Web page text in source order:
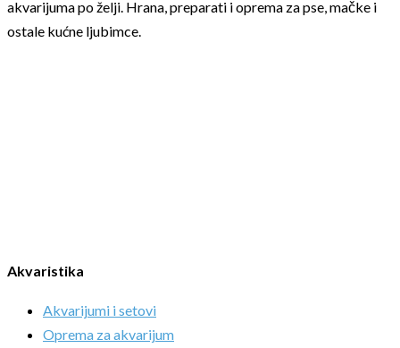
akvarijuma po želji. Hrana, preparati i oprema za pse, mačke i
ostale kućne ljubimce.
Akvaristika
Akvarijumi i setovi
Oprema za akvarijum